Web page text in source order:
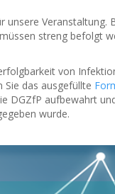
unsere Veranstaltung.
streng befolgt
von
das ausgefüllte
DGZfP aufbewahrt
wurde.